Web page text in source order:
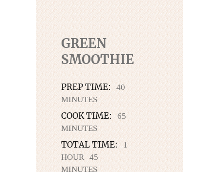
GREEN
SMOOTHIE
PREP TIME: 40
MINUTES
COOK TIME: 65
MINUTES
TOTAL TIME: 1
HOUR 45
MINUTES